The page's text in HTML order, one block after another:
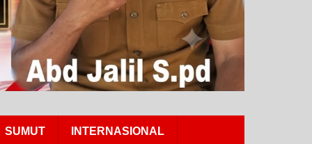
SUMUT INTERNASIONAL